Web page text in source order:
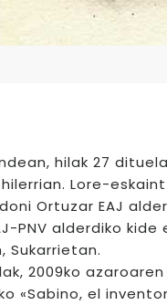
hilak 27
Lore-
Ortuzar EAJ
PNV alderdiko
Sukarrietan.
2009ko
«Sabino, el